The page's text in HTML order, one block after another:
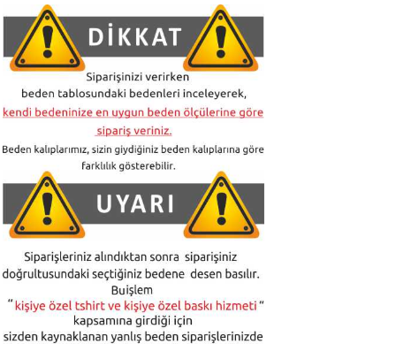
₺ 490,00
-
₺ 525,00